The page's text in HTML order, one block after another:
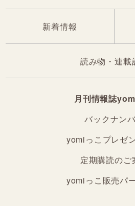
新着情報
読み物・連載
月刊情報誌
バックナン
yomiっこプレゼ
定期購読のご
yomiっこ販売パ